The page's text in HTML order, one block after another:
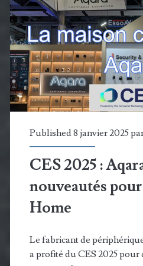
principales
nouveautés
de
Shelly
pour
la
Smart
Home
Published 8 janvier 2025
CES 2025 :
nouveautés
Home
Le fabricant de
a profité du CES 2025 pour